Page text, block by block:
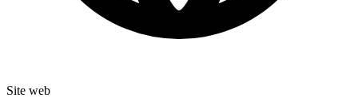
Site web